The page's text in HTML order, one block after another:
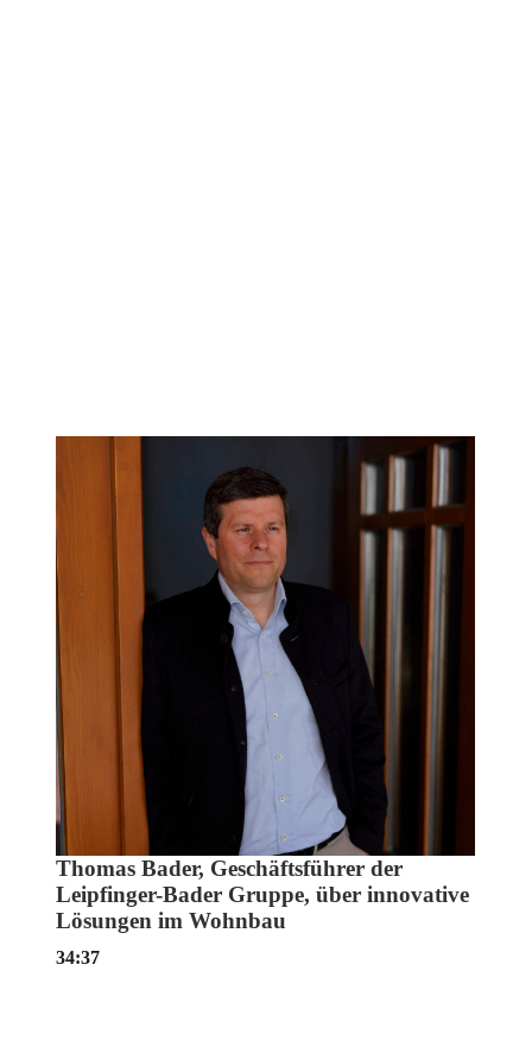
Thomas Bader, Geschäftsführer der
Leipfinger-Bader Gruppe, über innovative
Lösungen im Wohnbau
34:37